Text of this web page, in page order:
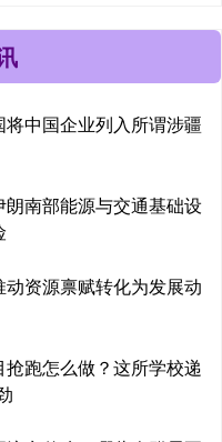
中国企业列入所谓涉疆
南部能源与交通基础设
资源禀赋转化为发展动
跑怎么做？这所学校递